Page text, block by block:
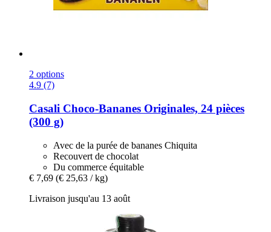
2 options
4.9 (7)
Casali Choco-​Bananes Originales, 24 pièces
(300 g)
Avec de la purée de bananes Chiquita
Recouvert de chocolat
Du commerce équitable
€ 7,69 (€ 25,63 / kg)
Livraison jusqu'au 13 août